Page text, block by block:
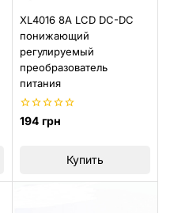
XL4016 8A LCD DC-DC
понижающий
регулируемый
преобразователь
питания
0
194 грн
Купить